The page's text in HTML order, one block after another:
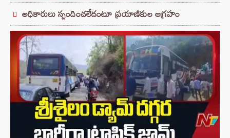
అధికారులు స్పందించలేదంటూ ప్రయాణికుల ఆగ్రహం